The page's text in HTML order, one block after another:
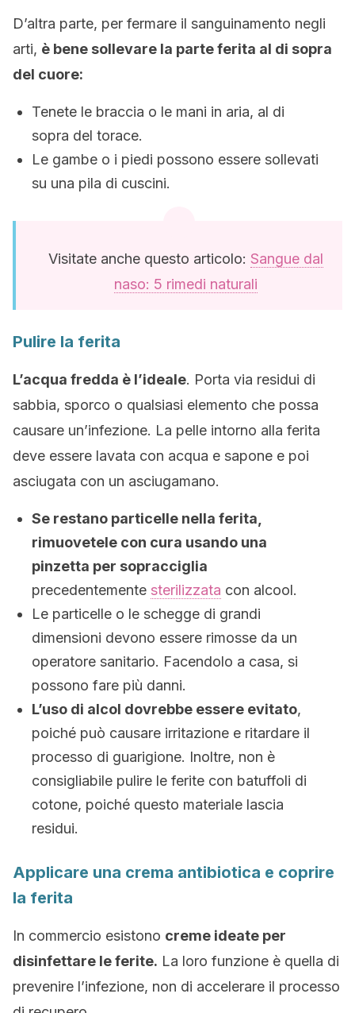
D’altra parte, per fermare il sanguinamento negli
arti, è bene sollevare la parte ferita al di sopra
del cuore:
Tenete le braccia o le mani in aria, al di
sopra del torace.
Le gambe o i piedi possono essere sollevati
su una pila di cuscini.
Visitate anche questo articolo: Sangue dal
naso: 5 rimedi naturali
Pulire la ferita
L’acqua fredda è l’ideale. Porta via residui di
sabbia, sporco o qualsiasi elemento che possa
causare un’infezione. La pelle intorno alla ferita
deve essere lavata con acqua e sapone e poi
asciugata con un asciugamano.
Se restano particelle nella ferita,
rimuovetele con cura usando una
pinzetta per sopracciglia
precedentemente sterilizzata con alcool.
Le particelle o le schegge di grandi
dimensioni devono essere rimosse da un
operatore sanitario. Facendolo a casa, si
possono fare più danni.
L’uso di alcol dovrebbe essere evitato,
poiché può causare irritazione e ritardare il
processo di guarigione. Inoltre, non è
consigliabile pulire le ferite con batuffoli di
cotone, poiché questo materiale lascia
residui.
Applicare una crema antibiotica e coprire
la ferita
In commercio esistono creme ideate per
disinfettare le ferite. La loro funzione è quella di
prevenire l’infezione, non di accelerare il processo